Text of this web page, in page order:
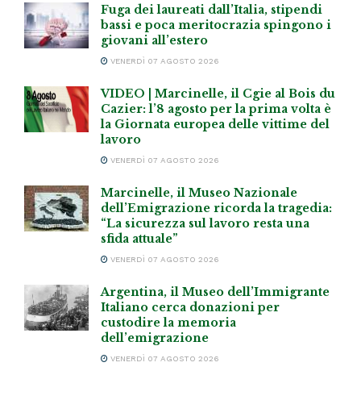
Fuga dei laureati dall’Italia, stipendi
bassi e poca meritocrazia spingono i
giovani all’estero
VENERDÌ 07 AGOSTO 2026
VIDEO | Marcinelle, il Cgie al Bois du
Cazier: l’8 agosto per la prima volta è
la Giornata europea delle vittime del
lavoro
VENERDÌ 07 AGOSTO 2026
Marcinelle, il Museo Nazionale
dell’Emigrazione ricorda la tragedia:
“La sicurezza sul lavoro resta una
sfida attuale”
VENERDÌ 07 AGOSTO 2026
Argentina, il Museo dell’Immigrante
Italiano cerca donazioni per
custodire la memoria
dell’emigrazione
VENERDÌ 07 AGOSTO 2026